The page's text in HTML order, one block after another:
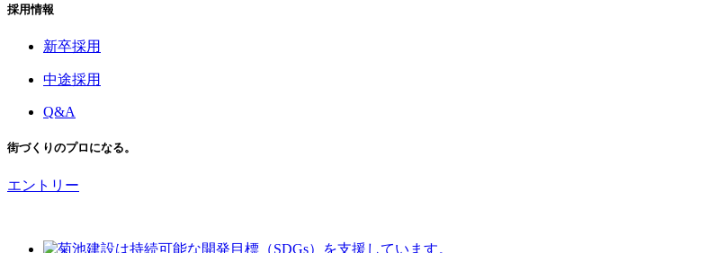
採用情報
新卒採用
中途採用
Q&A
街づくりのプロになる。
エントリー